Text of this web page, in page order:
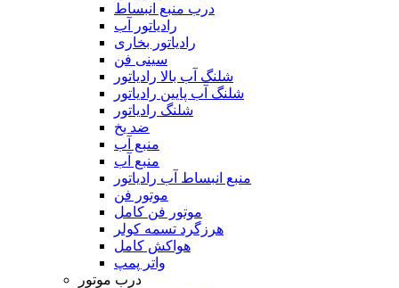
درب منبع انبساط
رادیاتور آب
رادیاتور بخاری
سینی فن
شلنگ آب بالا رادیاتور
شلنگ آب پایین رادیاتور
شلنگ رادیاتور
ضد یخ
منبع آب
منبع آب
منبع انبساط آب رادیاتور
موتور فن
موتور فن کامل
هرزگرد تسمه کولر
هواکش کامل
واتر پمپ
درب موتور